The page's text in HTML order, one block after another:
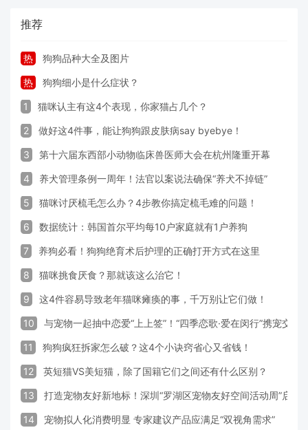
推荐
热 狗狗品种大全及图片
热 狗狗细小是什么症状？
1 猫咪认主有这4个表现，你家猫占几个？
2 做好这4件事，能让狗狗跟皮肤病say byebye！
3 第十六届东西部小动物临床兽医师大会在杭州隆重开幕
4 养犬管理条例一周年！法官以案说法确保“养犬不掉链”
5 猫咪讨厌梳毛怎么办？4步教你搞定梳毛难的问题！
6 数据统计：韩国首尔平均每10户家庭就有1户养狗
7 养狗必看！狗狗绝育术后护理的正确打开方式在这里
8 猫咪挑食厌食？那就该这么治它！
9 这4件容易导致老年猫咪瘫痪的事，千万别让它们做！
10 与宠物一起抽中恋爱“上上签”！“四季恋歌·爱在闵行”携宠交友
11 狗狗疯狂拆家怎么破？这4个小诀窍省心又省钱！
12 英短猫VS美短猫，除了国籍它们之间还有什么区别？
13 打造宠物友好新地标！深圳“罗湖区宠物友好空间活动周”启动
14 宠物拟人化消费明显 专家建议产品应满足“双视角需求”